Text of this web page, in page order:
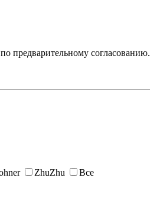
предварительному согласованию.
ZhuZhu Все